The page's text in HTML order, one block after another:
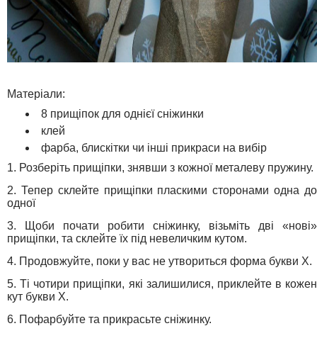
Матеріали:
8 прищіпок для однієї сніжинки
клей
фарба, блискітки чи інші прикраси на вибір
1. Розберіть прищіпки, знявши з кожної металеву пружину.
2. Тепер склейте прищіпки пласкими сторонами одна до
одної
3. Щоби почати робити сніжинку, візьміть дві «нові»
прищіпки, та склейте їх під невеличким кутом.
4. Продовжуйте, поки у вас не утвориться форма букви Х.
5. Ті чотири прищіпки, які залишилися, приклейте в кожен
кут букви Х.
6. Пофарбуйте та прикрасьте сніжинку.